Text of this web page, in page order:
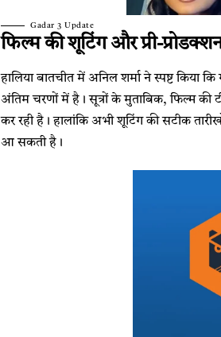
Gadar 3 Update
फिल्म की शूटिंग और प्री-
हालिया बातचीत में अनिल शर्मा ने स्पष्ट किया
अंतिम चरणों में है। सूत्रों के मुताबिक, फिल्म की
कर रही है। हालांकि अभी शूटिंग की सटीक
आ सकती है।